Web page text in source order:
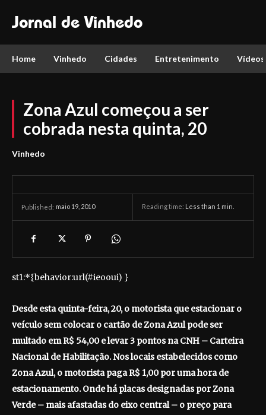
Jornal de Vinhedo
Home Vinhedo Cidades Entretenimento Vídeos
Zona Azul começou a ser
cobrada nesta quinta, 20
Vinhedo
Published: maio 19, 2010 Reading time: Less than 1 min.
st1:*{behavior:url(#ieooui) }
Desde esta quinta-feira, 20, o motorista que estacionar o
veículo sem colocar o cartão de Zona Azul pode ser
multado em R$ 54,00 e levar 3 pontos na CNH – Carteira
Nacional de Habilitação. Nos locais estabelecidos como
Zona Azul, o motorista paga R$ 1,00 por uma hora de
estacionamento. Onde há placas designadas por Zona
Verde – mais afastadas do eixo central – o preço para